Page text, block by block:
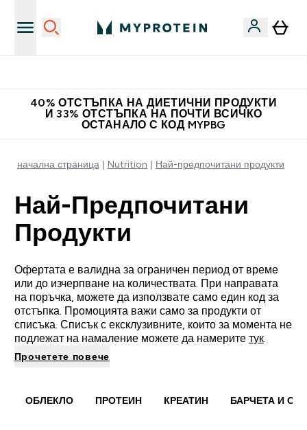
40% ОТСТЪПКА НА ДИЕТИЧНИ ПРОДУКТИ
И 33% ОТСТЪПКА НА ПОЧТИ ВСИЧКО
ОСТАНАЛО С КОД MYPBG
начална страница Nutrition Най-предпочитани продукти
Най-Предпочитани
Продукти
Офертата е валидна за ограничен период от време
или до изчерпване на количествата. При направата
на поръчка, можете да използвате само един код за
отстъпка. Промоцията важи само за продукти от
списъка. Списък с ексклузивните, които за момента не
подлежат на намаление можете да намерите тук.
Прочетете повече
ОБЛЕКЛО ПРОТЕИН КРЕАТИН БАРЧЕТА И